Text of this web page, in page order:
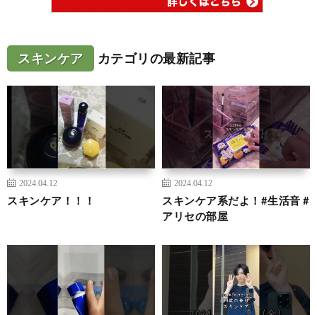
スキンケア カテゴリの最新記事
2024.04.12
スキンケア！！！
2024.04.12
スキンケア系だよ！#生活音 #
アリセの部屋